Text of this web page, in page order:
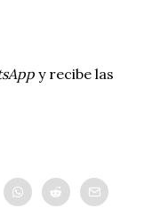
y recibe las